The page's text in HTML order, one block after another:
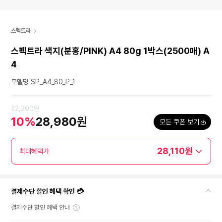
스펙트라
스펙트라 색지(분홍/PINK) A4 80g 1박스(2500매) A
4
모델명 SP_A4_80_P_1
32,200원
10%28,980원 모든 쿠폰 보기
최대혜택가 28,110원
결제수단 할인 혜택 확인 💳
결제수단 할인 혜택 안내